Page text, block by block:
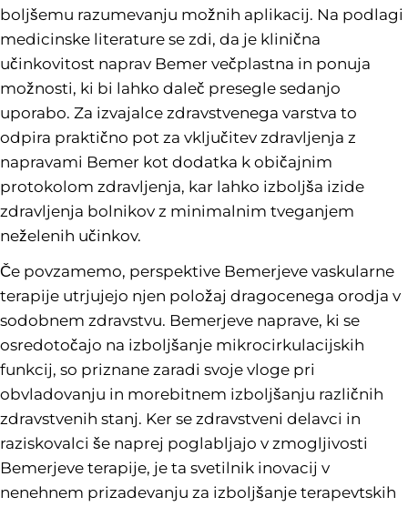
boljšemu razumevanju možnih aplikacij. Na podlagi
medicinske literature se zdi, da je klinična
učinkovitost naprav Bemer večplastna in ponuja
možnosti, ki bi lahko daleč presegle sedanjo
uporabo. Za izvajalce zdravstvenega varstva to
odpira praktično pot za vključitev zdravljenja z
napravami Bemer kot dodatka k običajnim
protokolom zdravljenja, kar lahko izboljša izide
zdravljenja bolnikov z minimalnim tveganjem
neželenih učinkov.
Če povzamemo, perspektive Bemerjeve vaskularne
terapije utrjujejo njen položaj dragocenega orodja v
sodobnem zdravstvu. Bemerjeve naprave, ki se
osredotočajo na izboljšanje mikrocirkulacijskih
funkcij, so priznane zaradi svoje vloge pri
obvladovanju in morebitnem izboljšanju različnih
zdravstvenih stanj. Ker se zdravstveni delavci in
raziskovalci še naprej poglabljajo v zmogljivosti
Bemerjeve terapije, je ta svetilnik inovacij v
nenehnem prizadevanju za izboljšanje terapevtskih